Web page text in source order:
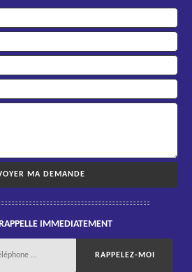
IMMEDIATEMENT